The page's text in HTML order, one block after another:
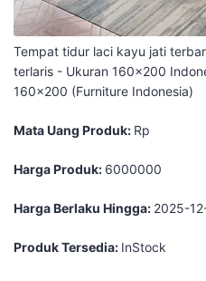
Tempat tidur laci kayu jati
terlaris - Ukuran 160x200
160x200 (Furniture Indonesia)
Mata Uang Produk: Rp
Harga Produk: 6000000
Harga Berlaku Hingga: 2025-
Produk Tersedia: InStock